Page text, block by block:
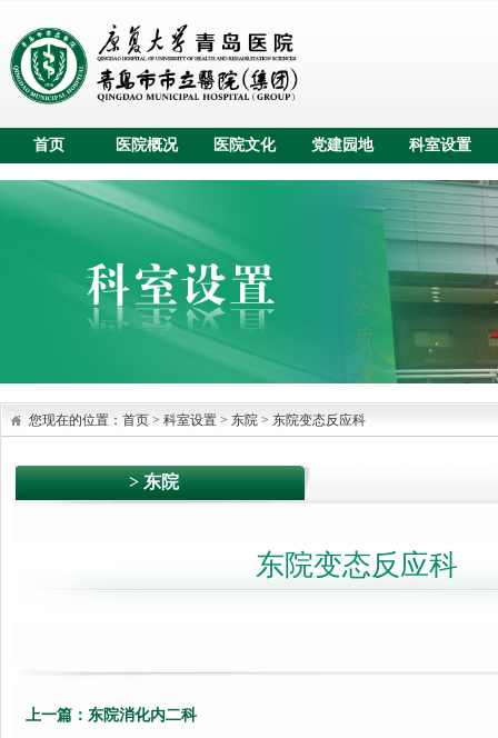
首页 医院概况 医院文化 党建园地 科室设置
您现在的位置： 首页 > 科室设置 > 东院 > 东院变态反应科
> 东院
东院变态反应科
上一篇： 东院消化内二科